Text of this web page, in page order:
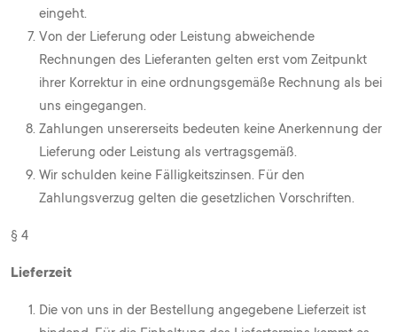
eingeht.
Von der Lieferung oder Leistung abweichende
Rechnungen des Lieferanten gelten erst vom Zeitpunkt
ihrer Korrektur in eine ordnungsgemäße Rechnung als bei
uns eingegangen.
Zahlungen unsererseits bedeuten keine Anerkennung der
Lieferung oder Leistung als vertragsgemäß.
Wir schulden keine Fälligkeitszinsen. Für den
Zahlungsverzug gelten die gesetzlichen Vorschriften.
§ 4
Lieferzeit
Die von uns in der Bestellung angegebene Lieferzeit ist